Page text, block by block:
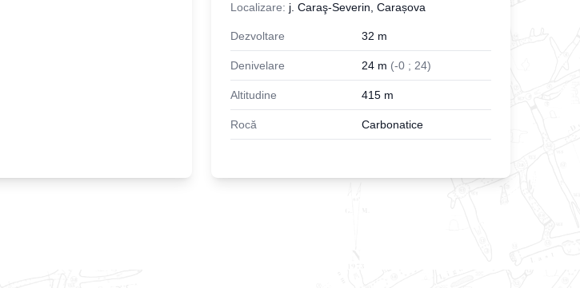
Localizare: j. Caraş-Severin, Carașova
Dezvoltare 32 m
Denivelare 24 m (-0 ; 24)
Altitudine 415 m
Rocă Carbonatice